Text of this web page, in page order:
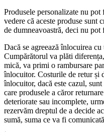
Produsele personalizate nu
vedere că aceste produse sunt
de dumneavoastră, deci nu pot
Dacă se agreează înlocuirea
Cumpărătorul va plăti
mică, va primi o rambursare
înlocuitor. Costurile de retur și
înlocuitor, dacă este cazul,
care produsele a căror
deteriorate sau incomplete,
rezervăm dreptul de a decide
sumă, suma ce va fi